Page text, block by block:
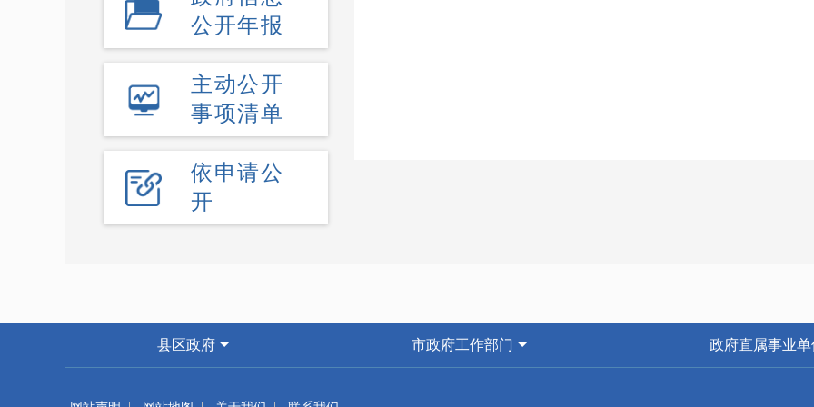
公开年报
主动公开
事项清单
依申请公
开
县区政府 市政府工作部门 政府直属事业单